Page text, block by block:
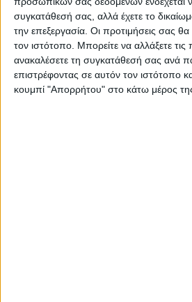
συγκατάθεσή σας, αλλά έχετε το
την επεξεργασία. Οι προτιμήσεις σας
τον ιστότοπο. Μπορείτε να αλλάξετε τις
ανακαλέσετε τη συγκατάθεσή σας ανά
επιστρέφοντας σε αυτόν τον ιστότοπο
κουμπί "Απορρήτου" στο κάτω μέρος της